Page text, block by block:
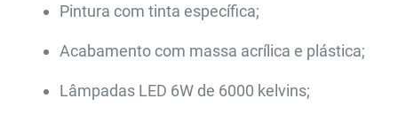
Pintura com tinta específica;
Acabamento com massa acrílica e plástica;
Lâmpadas LED 6W de 6000 kelvins;